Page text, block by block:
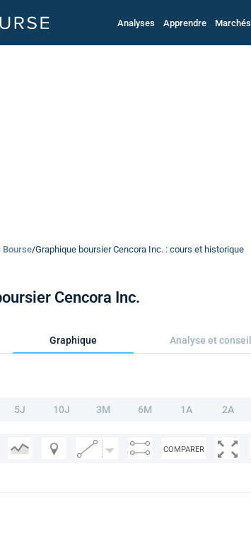
Analyses Apprendre Marchés
Bourse/Graphique boursier Cencora Inc. : cours et historique
Cencora Inc.
Graphique Analyse et conseil
5J 10J 3M 6M 1A 2A
COMPARER